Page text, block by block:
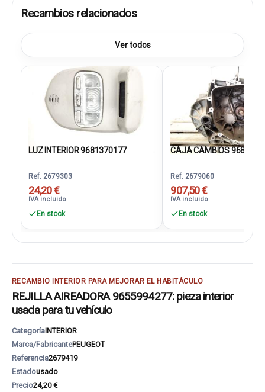
Recambios relacionados
Ver todos
LUZ INTERIOR 9681370177
Ref. 2679303
24,20 €
IVA incluido
En stock
CAJA CAMBIOS
Ref. 2679060
907,50 €
IVA incluido
En stock
RECAMBIO INTERIOR PARA MEJORAR EL HABITÁCULO
REJILLA AIREADORA 9655994277: pieza interior
usada para tu vehículo
CategoríaINTERIOR
Marca/FabricantePEUGEOT
Referencia2679419
Estadousado
Precio24,20 €